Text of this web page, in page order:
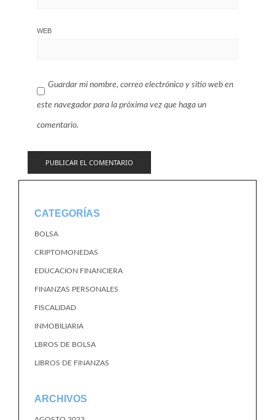
WEB
Guardar mi nombre, correo electrónico y sitio web en
este navegador para la próxima vez que haga un
comentario.
CATEGORÍAS
BOLSA
CRIPTOMONEDAS
EDUCACION FINANCIERA
FINANZAS PERSONALES
FISCALIDAD
INMOBILIARIA
LBROS DE BOLSA
LIBROS DE FINANZAS
ARCHIVOS